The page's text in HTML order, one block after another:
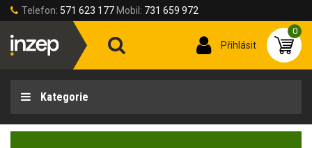
Telefon: 571 623 177 Mobil: 731 659 972
Přihlásit
0
Kategorie